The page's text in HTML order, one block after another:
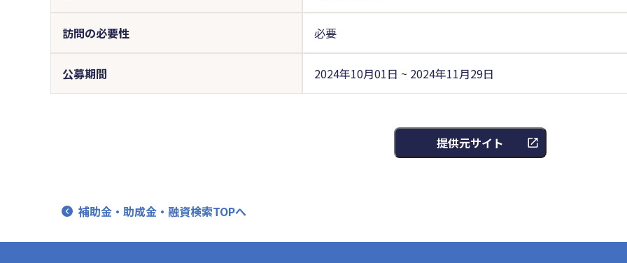
訪問の必要性 必要
公募期間 2024年10月01日 ~ 2024年11月29日
提供元サイト
補助金・助成金・融資検索TOPへ